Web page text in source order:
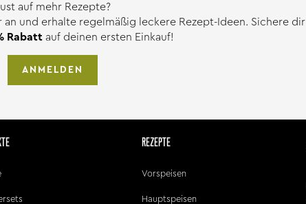
auf mehr Rezepte?
und erhalte regelmäßig leckere Rezept-Ideen. Sichere dir
Rabatt auf deinen ersten Einkauf!
ANMELDEN
REZEPTE
Vorspeisen
Hauptspeisen